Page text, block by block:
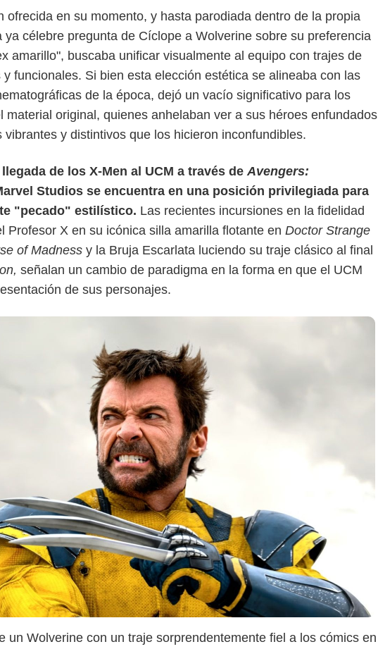
ofrecida en su momento, y hasta parodiada dentro de la propia
ya célebre pregunta de Cíclope a Wolverine sobre su preferencia
amarillo", buscaba unificar visualmente al equipo con trajes de
y funcionales. Si bien esta elección estética se alineaba con las
de la época, dejó un vacío significativo para los
material original, quienes anhelaban ver a sus héroes enfundados
vibrantes y distintivos que los hicieron inconfundibles.
de los X-Men al UCM a través de Avengers:
Studios se encuentra en una posición privilegiada para
"pecado" estilístico. Las recientes incursiones en la fidelidad
Profesor X en su icónica silla amarilla flotante en Doctor Strange
of Madness y la Bruja Escarlata luciendo su traje clásico al final
señalan un cambio de paradigma en la forma en que el UCM
de sus personajes.
Disney+
un Wolverine con un traje sorprendentemente fiel a los cómics en